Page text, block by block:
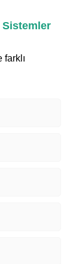
Sistemler
farklı